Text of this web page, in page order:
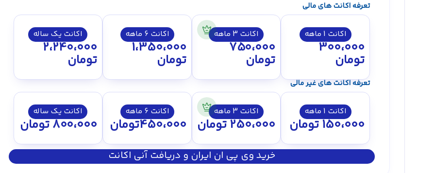
تعرفه اکانت های مالی
اکانت 1 ماهه
300،000
تومان
اکانت 3 ماهه
750،000
تومان
اکانت 6 ماهه
1،350،000
تومان
اکانت یک ساله
2،240،000
تومان
تعرفه اکانت های غیر مالی
اکانت 1 ماهه
150،000تومان
اکانت 3 ماهه
250،000تومان
اکانت 6 ماهه
450،000تومان
اکانت یک ساله
800،000تومان
خرید وی پی ان ایران و دریافت آنی اکانت